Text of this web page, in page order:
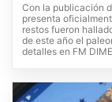
Con la publicación
presenta
restos fueron
de este año el
detalles en FM